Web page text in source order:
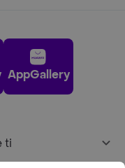
AppGallery
ti